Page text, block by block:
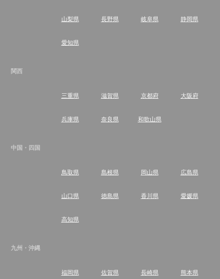
山梨県 長野県 岐阜県 静岡県
愛知県
関西
三重県 滋賀県 京都府 大阪府
兵庫県 奈良県 和歌山県
中国・四国
鳥取県 島根県 岡山県 広島県
山口県 徳島県 香川県 愛媛県
高知県
九州・沖縄
福岡県 佐賀県 長崎県 熊本県